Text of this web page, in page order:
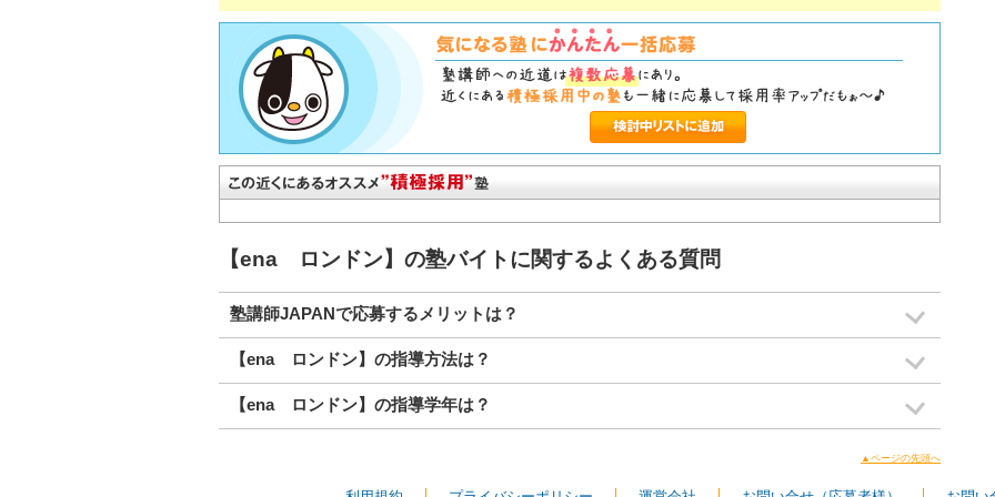
【ena ロンドン】の塾バイトに関するよくある質問
塾講師JAPANで応募するメリットは？
【ena ロンドン】の指導方法は？
【ena ロンドン】の指導学年は？
▲ページの先頭へ